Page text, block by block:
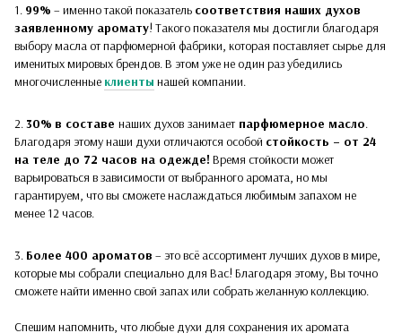
1. 99% – именно такой показатель соответствия наших духов
заявленному аромату! Такого показателя мы достигли благодаря
выбору масла от парфюмерной фабрики, которая поставляет сырье для
именитых мировых брендов. В этом уже не один раз убедились
многочисленные клиенты нашей компании.
2. 30% в составе наших духов занимает парфюмерное масло.
Благодаря этому наши духи отличаются особой стойкость – от 24
на теле до 72 часов на одежде! Время стойкости может
варьироваться в зависимости от выбранного аромата, но мы
гарантируем, что вы сможете наслаждаться любимым запахом не
менее 12 часов.
3. Более 400 ароматов – это всё ассортимент лучших духов в мире,
которые мы собрали специально для Вас! Благодаря этому, Вы точно
сможете найти именно свой запах или собрать желанную коллекцию.
Спешим напомнить, что любые духи для сохранения их аромата